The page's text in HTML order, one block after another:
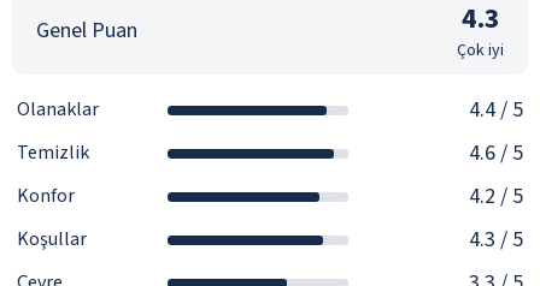
Genel Puan 4.3
Çok iyi
Olanaklar 4.4/ 5
Temizlik 4.6/ 5
Konfor 4.2 / 5
Koşullar 4.3 / 5